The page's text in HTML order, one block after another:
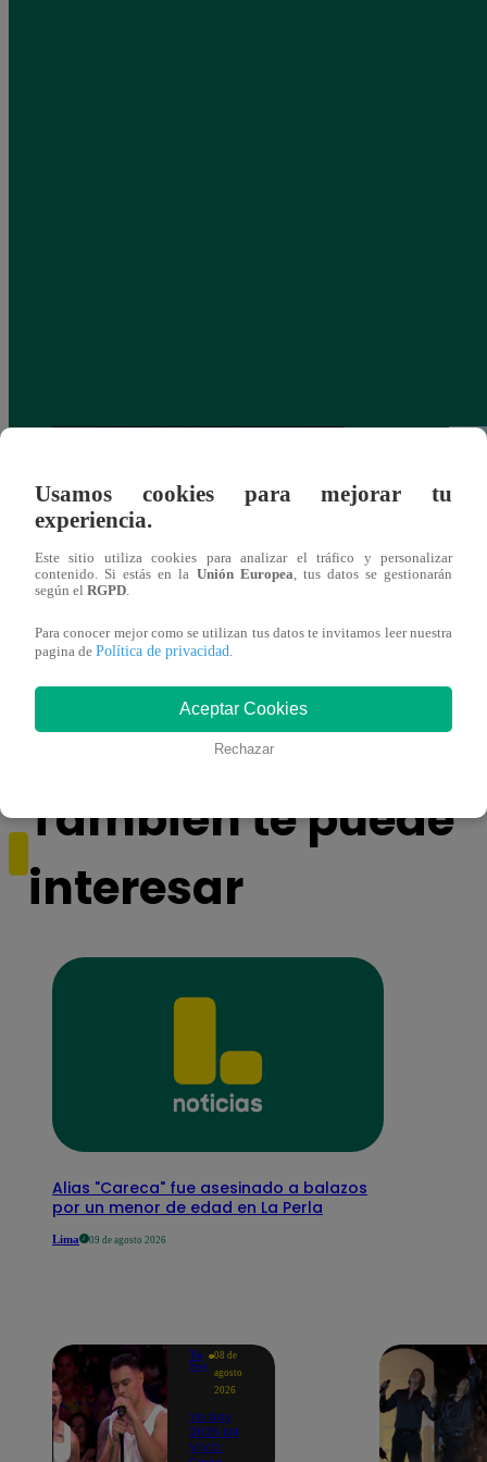
¿Yahaira Plasencia y Maritza Rodríguez
más unidas que nunca?
También te puede
interesar
Alias "Careca" fue asesinado a balazos
por un menor de edad en La Perla
Lima 09 de agosto 2026
Yo
Soy
08 de
agosto
2026
Yo Soy
2026 EN
VIVO:
Usamos cookies para mejorar tu
experiencia.
Este sitio utiliza cookies para analizar el tráfico y personalizar
contenido. Si estás en la Unión Europea, tus datos se gestionarán
según el RGPD.
Para conocer mejor como se utilizan tus datos te invitamos leer nuestra
pagina de Política de privacidad.
Aceptar Cookies
Rechazar